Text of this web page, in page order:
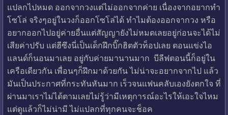
แปลกไปหมด ออกจากวงแต่ไม่ออกจากค่าย เนื่องจากอยากทำ
โซโล่ จริงๆอยู่ในวงก็ออกโซโล่ได้ ทำไมต้องออกจากวง หรือ
อยากออกไปอยู่ค่ายอื่นแต่สัญญายังไม่หมดเลยอยู่ก่อนจะได้ไม่
เสียค่าปรับ แต่ฮีซึงนี่เป็นเด็กฝึกบิ๊กฮิตตัวท็อปเลย ตอนแข่งไอ
แลนด์ก็นอนมาเลย อยู่กับค่ายมานานมาก บีลีฟตอนนี้ก็อยู่ใน
เครือเดียวกัน เพื่อนๆก็ฝึกมาด้วยกัน ไม่น่าจะอยากจากไป แล้ว
มันเป็นประกาศที่กระทันหันมาก เร็วจนแฟนคลับเองยังตกใจ ที่
ผ่านมาเราไม่ได้ตามเลยไม่รู้ว่ามีเหตุการณ์อะไรให้เอะใจไหม
แต่ดูแล้วก็ไม่น่ามี ไม่แปลกที่ทุกคนจะช็อค